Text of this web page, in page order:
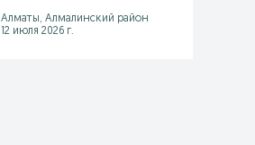
Алматы, Алмалинский район
12 июля 2026 г.